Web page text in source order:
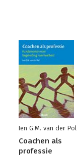
Ien G.M. van der Pol
Coachen als
professie